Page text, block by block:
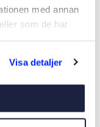
med annan
som de har
Visa detaljer
TILL
kr